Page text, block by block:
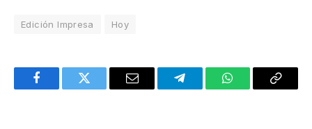
Edición Impresa Hoy
FacebookTwitter Email TelegramWhatsAppCopy